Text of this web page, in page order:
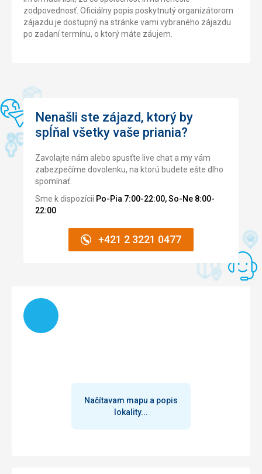
zodpovednosť. Oficiálny popis poskytnutý organizátorom
zájazdu je dostupný na stránke vami vybraného zájazdu
po zadaní termínu, o ktorý máte záujem.
Nenašli ste zájazd, ktorý by
spĺňal všetky vaše priania?
Zavolajte nám alebo spusťte live chat a my vám
zabezpečíme dovolenku, na ktorú budete ešte dlho
spomínať.
Sme k dispozícii Po-Pia 7:00-22:00, So-Ne 8:00-
22:00.
+421 2 3221 0477
Načítam
Načítavam mapu a popis
lokality...